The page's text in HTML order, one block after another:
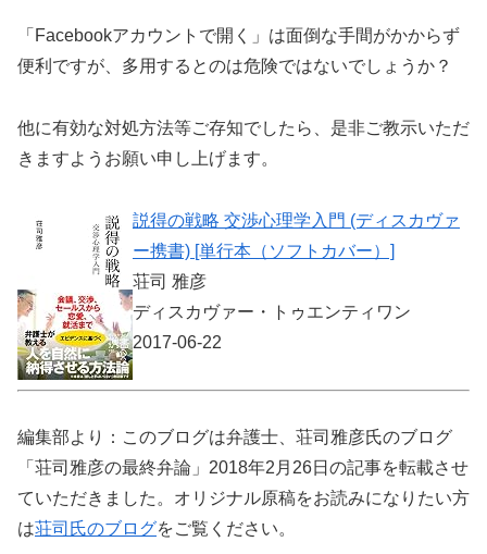
「Facebookアカウントで開く」は面倒な手間がかからず
便利ですが、多用するとのは危険ではないでしょうか？
他に有効な対処方法等ご存知でしたら、是非ご教示いただ
きますようお願い申し上げます。
説得の戦略 交渉心理学入門 (ディスカヴァ
ー携書) [単行本（ソフトカバー）]
荘司 雅彦
ディスカヴァー・トゥエンティワン
2017-06-22
編集部より：このブログは弁護士、荘司雅彦氏のブログ
「荘司雅彦の最終弁論」2018年2月26日の記事を転載させ
ていただきました。オリジナル原稿をお読みになりたい方
は荘司氏のブログをご覧ください。